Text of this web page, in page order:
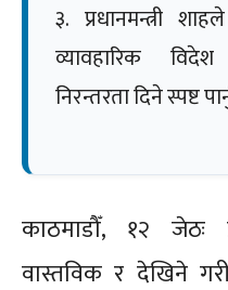
३. प्रधानमन्त्री
व्यावहारिक
निरन्तरता दिने स्पष्ट
काठमाडौँ, १२ जेठः
वास्तविक र देखिने